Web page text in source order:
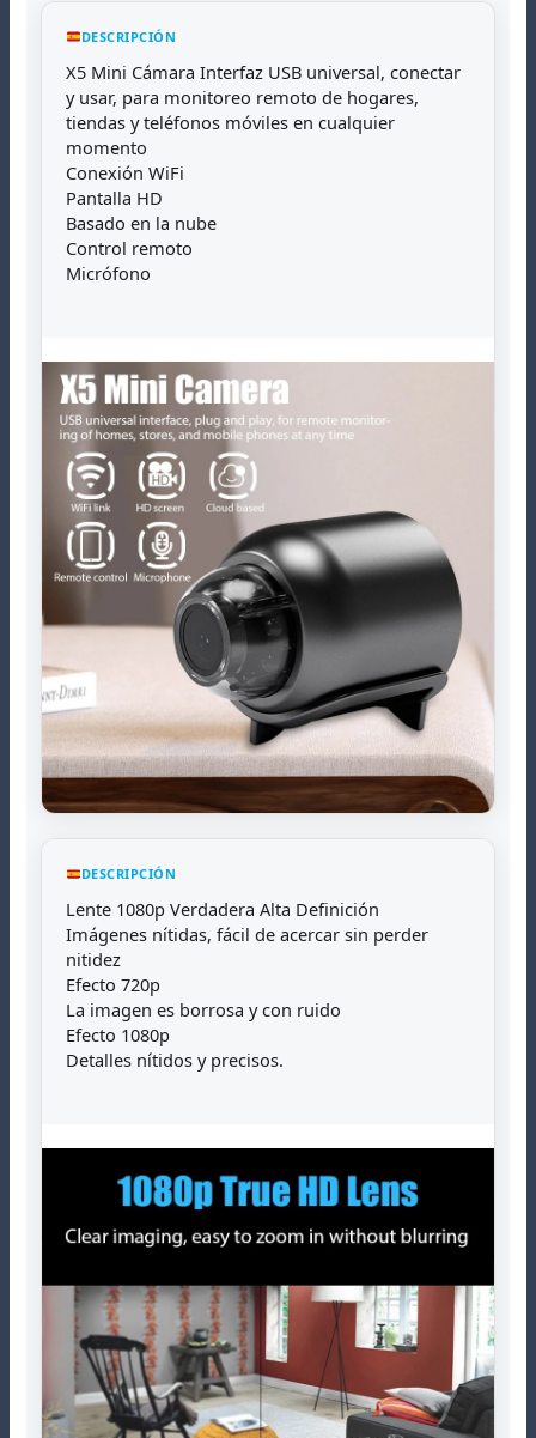
DESCRIPCIÓN
X5 Mini Cámara Interfaz USB universal, conectar
y usar, para monitoreo remoto de hogares,
tiendas y teléfonos móviles en cualquier
momento
Conexión WiFi
Pantalla HD
Basado en la nube
Control remoto
Micrófono
DESCRIPCIÓN
Lente 1080p Verdadera Alta Definición
Imágenes nítidas, fácil de acercar sin perder
nitidez
Efecto 720p
La imagen es borrosa y con ruido
Efecto 1080p
Detalles nítidos y precisos.